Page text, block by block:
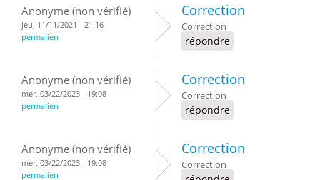
Anonyme (non vérifié)
jeu, 11/11/2021 - 21:16
permalien
Correction
Correction
répondre
Anonyme (non vérifié)
mer, 03/22/2023 - 19:08
permalien
Correction
Correction
répondre
Anonyme (non vérifié)
mer, 03/22/2023 - 19:08
permalien
Correction
Correction